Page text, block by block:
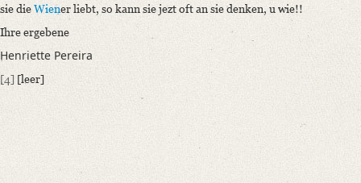
Language
German
Editors
Bamberg, Claudia
sie dieWiener liebt, so kann sie jezt oft an sie denken, u wie!!
Ihre ergebene
Henriette Pereira
[4] [leer]